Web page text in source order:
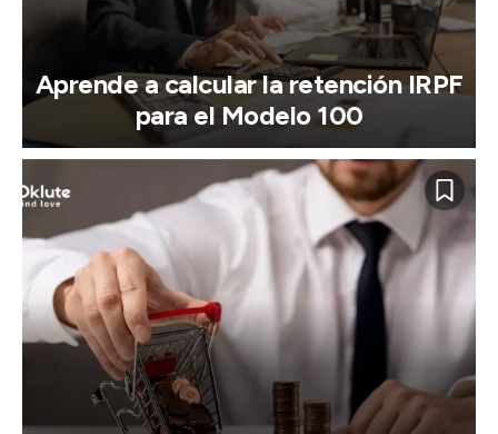
Aprende a calcular la retención IRPF
para el Modelo 100